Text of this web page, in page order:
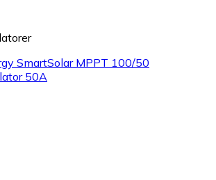
SmartSolar MPPT 100/50
50A